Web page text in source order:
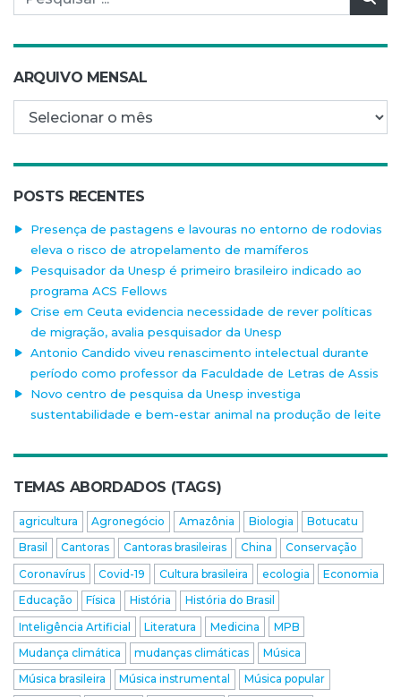
ARQUIVO MENSAL
Arquivo mensal
POSTS RECENTES
Presença de pastagens e lavouras no entorno de rodovias
eleva o risco de atropelamento de mamíferos
Pesquisador da Unesp é primeiro brasileiro indicado ao
programa ACS Fellows
Crise em Ceuta evidencia necessidade de rever políticas
de migração, avalia pesquisador da Unesp
Antonio Candido viveu renascimento intelectual durante
período como professor da Faculdade de Letras de Assis
Novo centro de pesquisa da Unesp investiga
sustentabilidade e bem-estar animal na produção de leite
TEMAS ABORDADOS (TAGS)
agricultura Agronegócio Amazônia Biologia
Botucatu
Brasil
Cantoras Cantoras brasileiras China
Conservação
Coronavírus
Covid-19 Cultura brasileira ecologia
Economia
Educação
Física História
História do Brasil
Inteligência Artificial
Literatura Medicina
MPB
Mudança climática
mudanças climáticas
Música
Música brasileira
Música instrumental
Música popular